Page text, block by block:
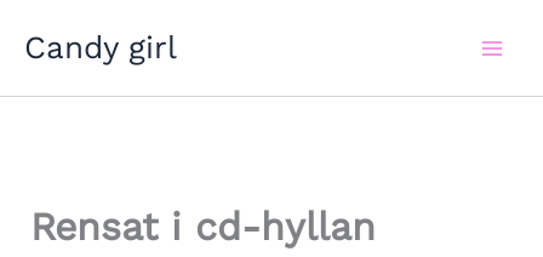
Candy girl
Rensat i cd-hyllan